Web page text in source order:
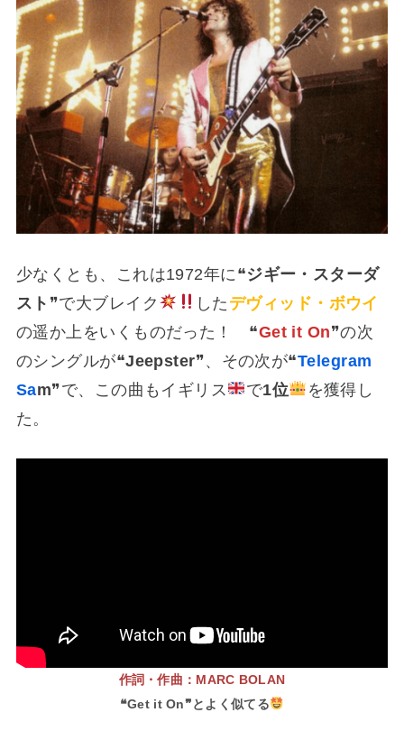
少なくとも、これは1972年に❝ジギー・スターダ
スト ❞で大ブレイク した デヴィッド・ボウイ
の遥か上をいくものだった！ ❝Get it On❞の次
のシングルが❝Jeepster❞、その次が❝Telegram
Sam❞で、この曲もイギリス で1位
を獲得し
た。
作詞・作曲：MARC BOLAN
❝Get it On❞とよく似てる